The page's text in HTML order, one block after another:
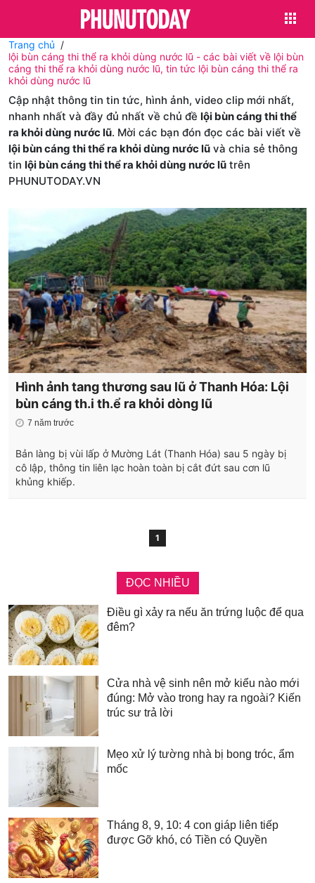
Trang chủ
lội bùn cáng thi thể ra khỏi dùng nước lũ - các bài viết về lội bùn
cáng thi thể ra khỏi dùng nước lũ, tin tức lội bùn cáng thi thể ra
khỏi dùng nước lũ
Cập nhật thông tin tin tức, hình ảnh, video clip mới nhất,
nhanh nhất và đầy đủ nhất về chủ đề lội bùn cáng thi thể
ra khỏi dùng nước lũ. Mời các bạn đón đọc các bài viết về
lội bùn cáng thi thể ra khỏi dùng nước lũ và chia sẻ thông
tin lội bùn cáng thi thể ra khỏi dùng nước lũ trên
PHUNUTODAY.VN
Hình ảnh tang thương sau lũ ở Thanh Hóa: Lội
bùn cáng th.i th.ể ra khỏi dòng lũ
7 năm trước
Bản làng bị vùi lấp ở Mường Lát (Thanh Hóa) sau 5 ngày bị
cô lập, thông tin liên lạc hoàn toàn bị cắt đứt sau cơn lũ
khủng khiếp.
1
ĐỌC NHIỀU
Điều gì xảy ra nếu ăn trứng luộc để qua
đêm?
Cửa nhà vệ sinh nên mở kiểu nào mới
đúng: Mở vào trong hay ra ngoài? Kiến
trúc sư trả lời
Mẹo xử lý tường nhà bị bong tróc, ẩm
mốc
Tháng 8, 9, 10: 4 con giáp liên tiếp
được Gỡ khó, có Tiền có Quyền